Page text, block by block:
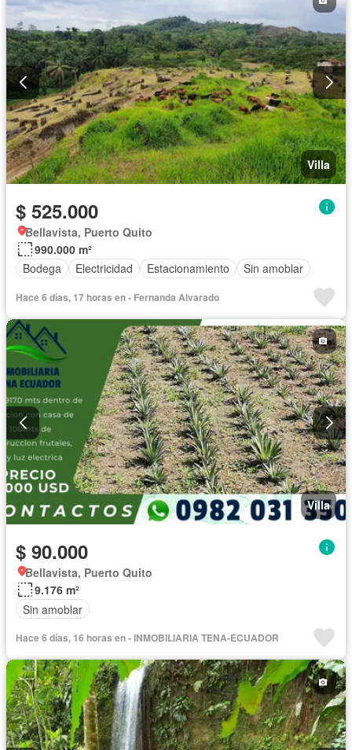
Villa
$ 525.000
Bellavista, Puerto Quito
990.000 m²
Bodega
Electricidad Estacionamiento Sin amoblar
Hace 6 días, 17 horas en - Fernanda Alvarado
Villa
$ 90.000
Bellavista, Puerto Quito
9.176 m²
Sin amoblar
Hace 6 días, 16 horas en - INMOBILIARIA TENA-ECUADOR